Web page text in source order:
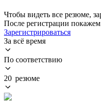
Чтобы видеть все резюме,
После регистрации
Зарегистрироваться
За всё время
По соответствию
20 резюме